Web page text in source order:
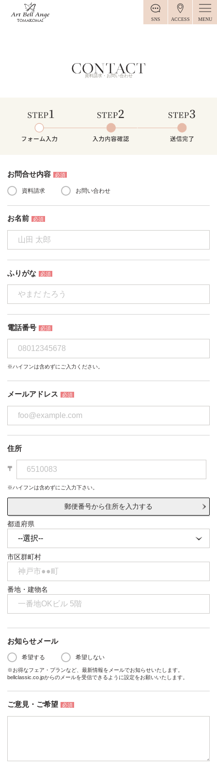
SNS ACCESS MENU
資料請求・お問い合わせ
お問合せ内容 必須
資料請求 お問い合わせ
お名前 必須
ふりがな 必須
電話番号 必須
※ハイフンは含めずにご入力ください。
メールアドレス 必須
住所
〒
※ハイフンは含めずにご入力下さい。
郵便番号から住所を入力する
都道府県
市区群町村
番地・建物名
お知らせメール
希望する 希望しない
※お得なフェア・プランなど、最新情報をメールでお知らせいたします。
bellclassic.co.jpからのメールを受信できるように設定をお願いいたします。
ご意見・ご希望 必須